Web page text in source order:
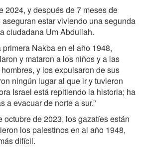
2024, y después de 7 meses de
estar viviendo una segunda
ciudadana Um Abdullah.
primera Nakba en el año 1948,
y mataron a los niños y a las
y los expulsaron de sus
ningún lugar al que ir y tuvieron
Israel está repitiendo la historia; ha
a evacuar de norte a sur.”
octubre de 2023, los gazatíes están
los palestinos en al año 1948,
difícil.